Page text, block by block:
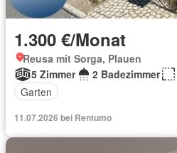
1.300 €/Monat
Reusa mit Sorga, Plauen
5 Zimmer
2 Badezimmer
Garten
11.07.2026 bei Rentumo